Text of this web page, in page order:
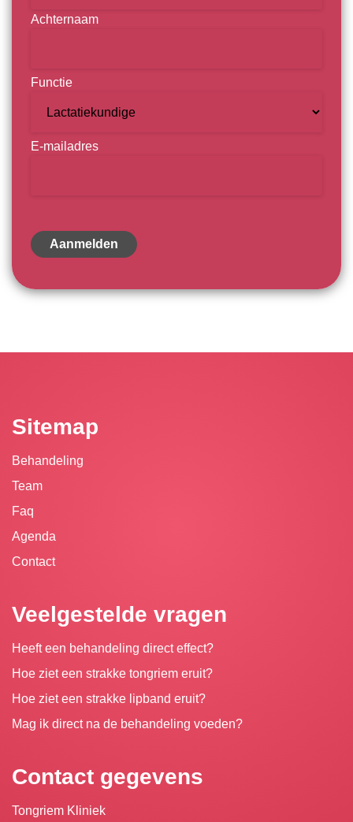
Achternaam
Functie
E-mailadres
Sitemap
Behandeling
Team
Faq
Agenda
Contact
Veelgestelde vragen
Heeft een behandeling direct effect?
Hoe ziet een strakke tongriem eruit?
Hoe ziet een strakke lipband eruit?
Mag ik direct na de behandeling voeden?
Contact gegevens
Tongriem Kliniek